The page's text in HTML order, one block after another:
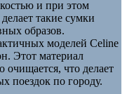
и при этом
такие сумки
образов.
моделей Celine
Этот материал
очищается, что делает
поездок по городу.